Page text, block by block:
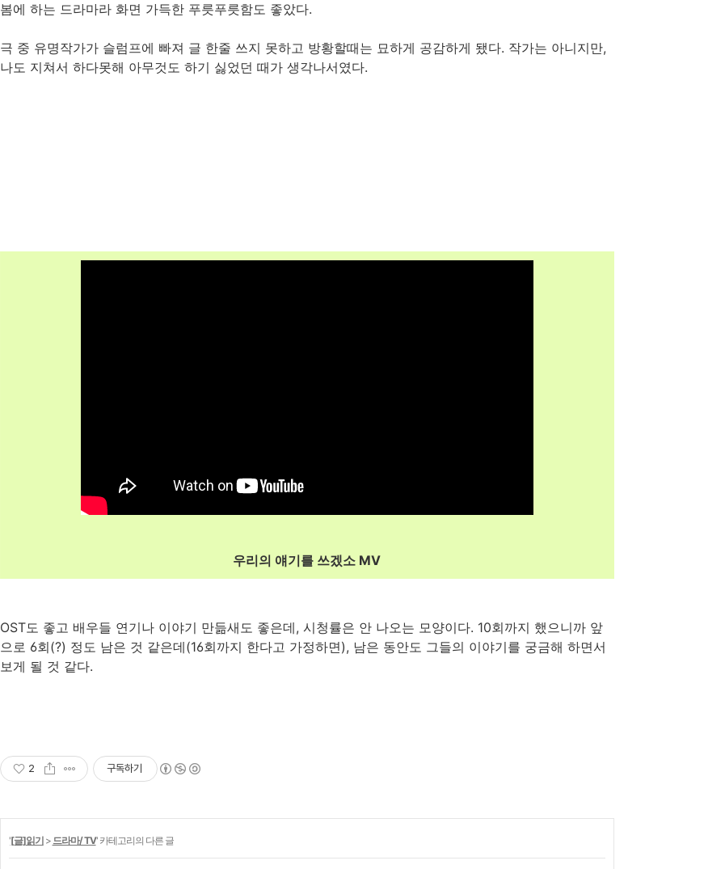
봄에 하는 드라마라 화면 가득한 푸릇푸릇함도 좋았다.
극 중 유명작가가 슬럼프에 빠져 글 한줄 쓰지 못하고 방황할때는 묘하게 공감하게 됐다. 작가는 아니지만,
나도 지쳐서 하다못해 아무것도 하기 싫었던 때가 생각나서였다.
우리의 얘기를 쓰겠소 MV
OST도 좋고 배우들 연기나 이야기 만듦새도 좋은데, 시청률은 안 나오는 모양이다. 10회까지 했으니까 앞
으로 6회(?) 정도 남은 것 같은데(16회까지 한다고 가정하면), 남은 동안도 그들의 이야기를 궁금해 하면서
보게 될 것 같다.
2 구독하기
'[글]읽기> 드라마/ TV' 카테고리의 다른 글